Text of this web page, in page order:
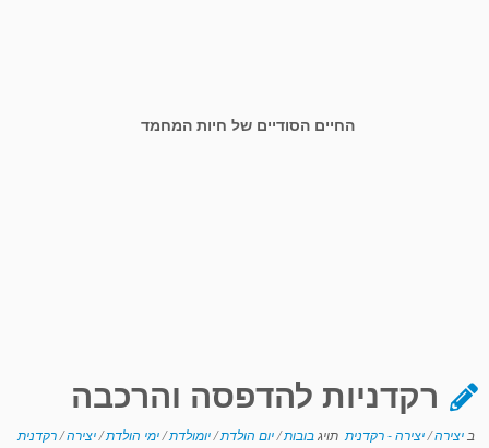
החיים הסודיים של חיות המחמד
רקדניות להדפסה והרכבה
ב יצירה/יצירה - רקדנית תויגבובות/יום הולדת/יומולדת/ימי הולדת/יצירה/רקדנית